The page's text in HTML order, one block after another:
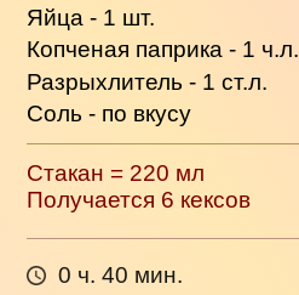
Яйца - 1 шт.
Копченая паприка - 1 ч.л.
Разрыхлитель - 1 ст.л.
Соль - по вкусу
Стакан = 220 мл
Получается 6 кексов
0 ч. 40 мин.